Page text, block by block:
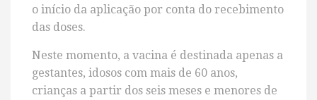
o início da aplicação por conta do recebimento
das doses.
Neste momento, a vacina é destinada apenas a
gestantes, idosos com mais de 60 anos,
crianças a partir dos seis meses e menores de